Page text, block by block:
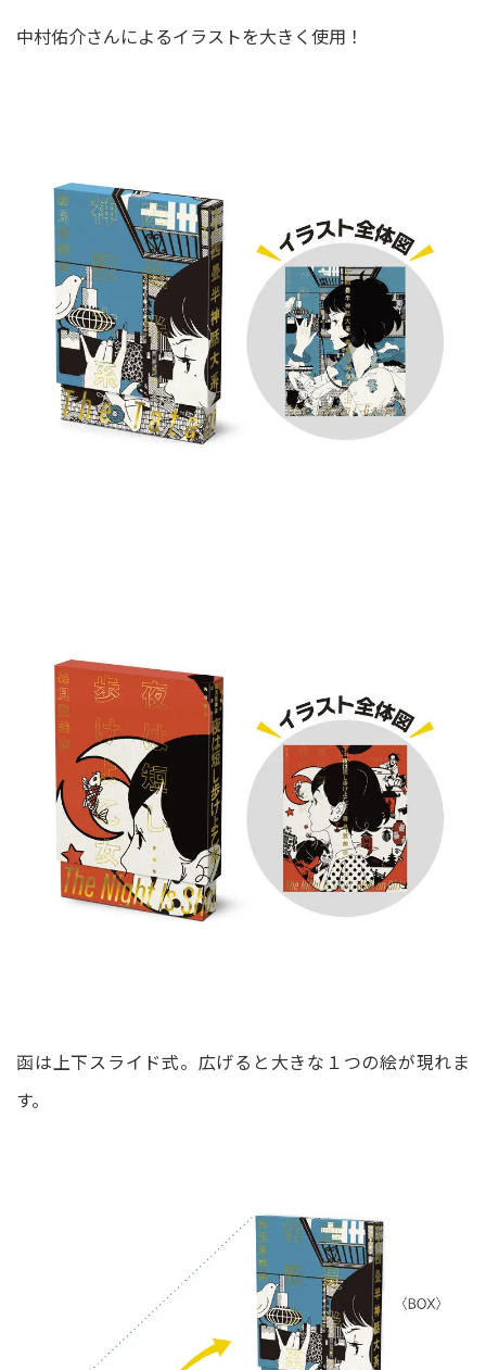
中村佑介さんによるイラストを大きく使用！
函は上下スライド式。広げると大きな１つの絵が現れま
す。